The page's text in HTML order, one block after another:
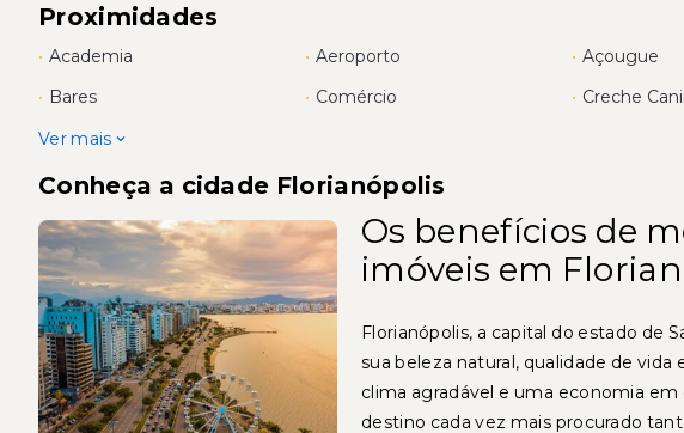
Proximidades
• Academia • Aeroporto • Açougue
• Bares • Comércio • Creche
Ver mais
Conheça a cidade Florianópolis
Os benefícios de
imóveis em
Florianópolis, a capital do estado de
sua beleza natural, qualidade de
clima agradável e uma economia
destino cada vez mais procurado